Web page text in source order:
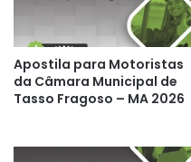
Apostila para Motoristas
da Câmara Municipal de
Tasso Fragoso – MA 2026